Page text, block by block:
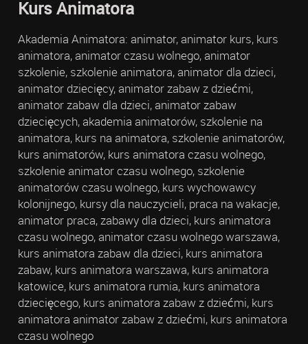
Kurs Animatora
Akademia Animatora: animator, animator kurs, kurs
animatora, animator czasu wolnego, animator
szkolenie, szkolenie animatora, animator dla dzieci,
animator dziecięcy, animator zabaw z dziećmi,
animator zabaw dla dzieci, animator zabaw
dziecięcych, akademia animatorów, szkolenie na
animatora, kurs na animatora, szkolenie animatorów,
kurs animatorów, kurs animatora czasu wolnego,
szkolenie animator czasu wolnego, szkolenie
animatorów czasu wolnego, kurs wychowawcy
kolonijnego, kursy dla nauczycieli, praca na wakacje,
animator praca, zabawy dla dzieci, kurs animatora
czasu wolnego, animator czasu wolnego warszawa,
kurs animatora zabaw dla dzieci, kurs animatora
zabaw, kurs animatora warszawa, kurs animatora
katowice, kurs animatora rumia, kurs animatora
dziecięcego, kurs animatora zabaw z dziećmi, kurs
animatora animator zabaw z dziećmi, kurs animatora
czasu wolnego